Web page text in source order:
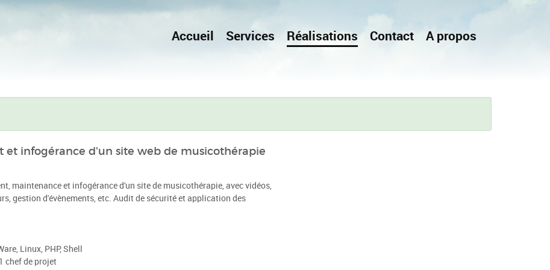
Accueil Services Réalisations Contact A propos
et infogérance d'un site web de musicothérapie
maintenance et infogérance d'un site de musicothérapie, avec vidéos,
gestion d'évènements, etc. Audit de sécurité et application des
Linux, PHP, Shell
chef de projet